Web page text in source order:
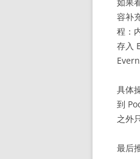
容补
程：
存入
具体
到
之外
最后